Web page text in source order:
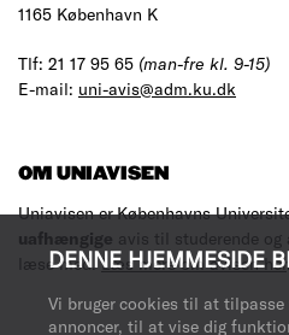
DENNE HJEMMESIDE
Vi bruger cookies til at
annoncer, til at vise dig
1165 København K
Tlf: 21 17 95 65 (man-fre kl. 9-15)
E-mail: uni-avis@adm.ku.dk
OM UNIAVISEN
Uniavisen er Københavns
uafhængige avis til studerende og
læse med.Læs mere om avisen her